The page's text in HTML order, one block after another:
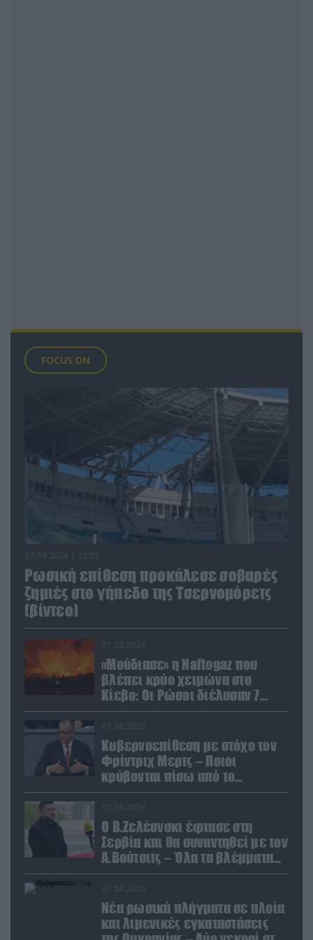
FOCUS ON
Ρωσική επίθεση προκάλεσε σοβαρές
ζημιές στο γήπεδο της Τσερνομόρετς
(βίντεο)
«Μούδιασε» η Naftogaz που
βλέπει κρύο χειμώνα στο
Κίεβο: Οι Ρώσοι διέλυσαν 7
εγκαταστάσεις του ουκρανικού
Κυβερνοεπίθεση με στόχο τον
Φρίντριχ Μερτς – Ποιοι
κρύβονται πίσω από το
παραποιημένο βίντεο
Ο Β.Ζελέσνσκι έφτασε στη
Σερβία και θα συναντηθεί με τον
Α.Βούτσιτς – Όλα τα βλέμματα
στις σχέσεις με τη Ρωσία
Νέα ρωσικά πλήγματα σε πλοία
και λιμενικές εγκαταστάσεις